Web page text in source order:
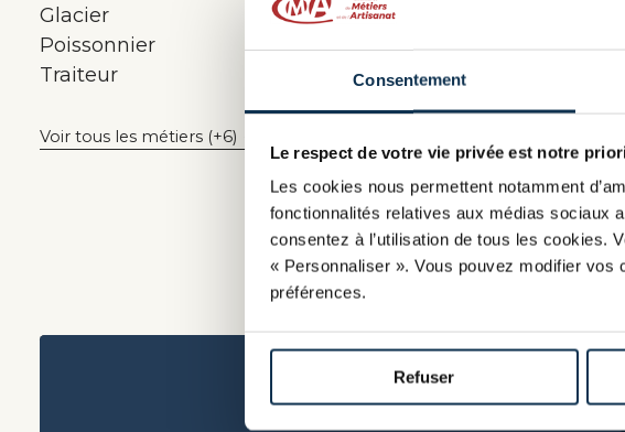
Consentement
Le respect de votre vie privée est notre
Les cookies nous permettent notamment
fonctionnalités relatives aux médias sociaux
consentez à l’utilisation de tous les cookies.
« Personnaliser ». Vous pouvez modifier
préférences.
Refuser
Glacier
Poissonnier
Traiteur
Voir tous les métiers (+6)
Menuisier